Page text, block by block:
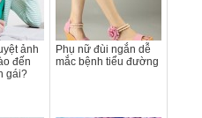
ảnh
đến
gái?
Phụ nữ đùi ngắn dễ
mắc bệnh tiểu đường